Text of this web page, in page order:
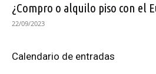
¿Compro o alquilo piso con el
22/09/2023
Calendario de entradas